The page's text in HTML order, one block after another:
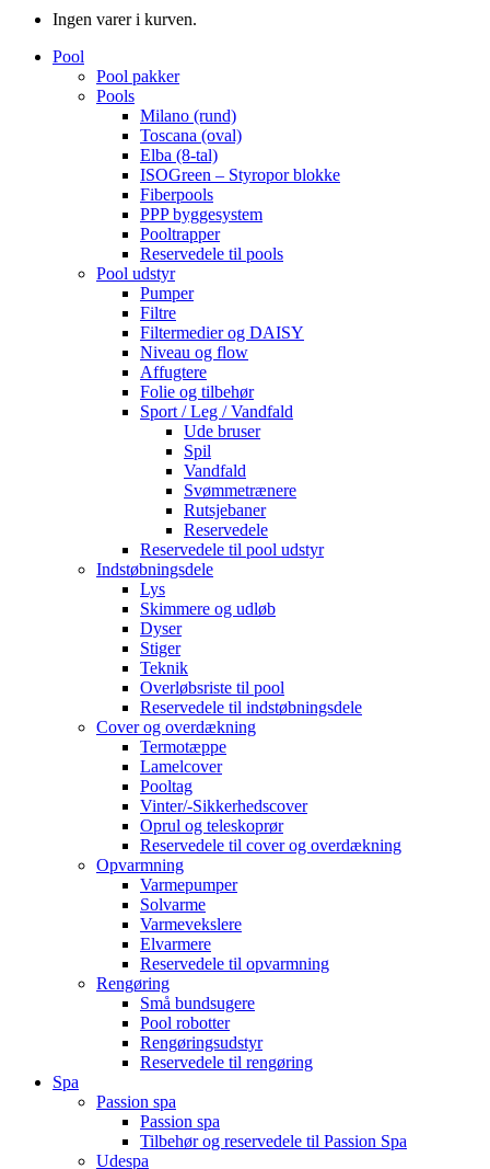
Ingen varer i kurven.
Pool
Pool pakker
Pools
Milano (rund)
Toscana (oval)
Elba (8-tal)
ISOGreen – Styropor blokke
Fiberpools
PPP byggesystem
Pooltrapper
Reservedele til pools
Pool udstyr
Pumper
Filtre
Filtermedier og DAISY
Niveau og flow
Affugtere
Folie og tilbehør
Sport / Leg / Vandfald
Ude bruser
Spil
Vandfald
Svømmetrænere
Rutsjebaner
Reservedele
Reservedele til pool udstyr
Indstøbningsdele
Lys
Skimmere og udløb
Dyser
Stiger
Teknik
Overløbsriste til pool
Reservedele til indstøbningsdele
Cover og overdækning
Termotæppe
Lamelcover
Pooltag
Vinter/-Sikkerhedscover
Oprul og teleskoprør
Reservedele til cover og overdækning
Opvarmning
Varmepumper
Solvarme
Varmevekslere
Elvarmere
Reservedele til opvarmning
Rengøring
Små bundsugere
Pool robotter
Rengøringsudstyr
Reservedele til rengøring
Spa
Passion spa
Passion spa
Tilbehør og reservedele til Passion Spa
Udespa